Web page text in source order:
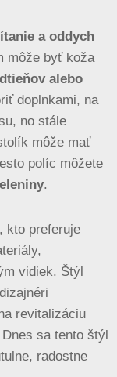
a oddych
môže byť koža
alebo
doplnkami, na
no stále
môže mať
políc môžete
.
kto preferuje
vidiek. Štýl
revitalizáciu
sa tento štýl
radostne